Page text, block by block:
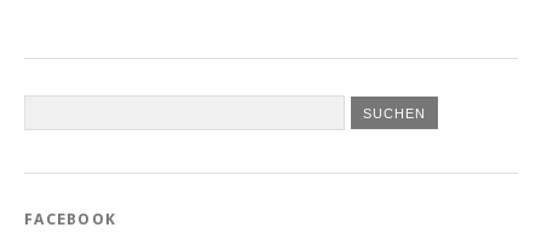
FACEBOOK